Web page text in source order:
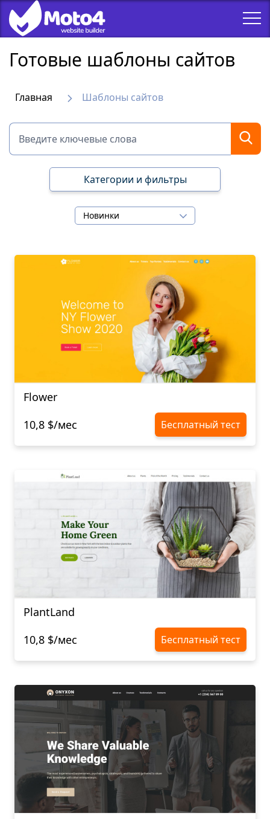
Готовые шаблоны сайтов
Главная Шаблоны сайтов
Категории и фильтры
Новинки
Flower
10,8 $/мес
Бесплатный тест
PlantLand
10,8 $/мес
Бесплатный тест